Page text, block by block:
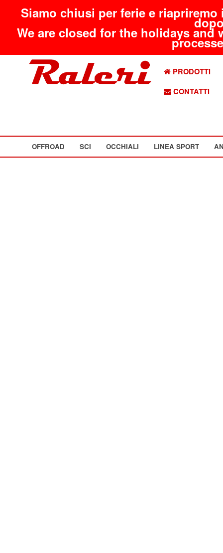
Siamo chiusi per ferie e
We are closed for the holidays
PRODOTTI
CONTATTI
OFFROAD SCI OCCHIALI LINEA SPORT